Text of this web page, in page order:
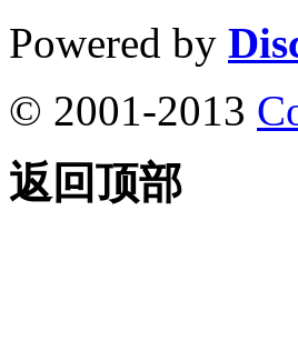
Powered by
© 2001-2013
返回顶部